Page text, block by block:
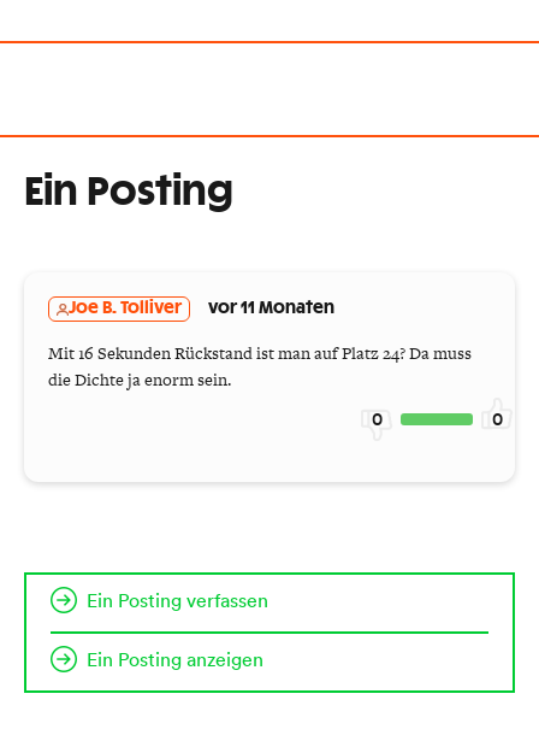
Ein Posting
Joe B. Tolliver vor 11 Monaten
Mit 16 Sekunden Rückstand ist man auf Platz 24? Da muss
die Dichte ja enorm sein.
0 0
Ein Posting verfassen
Ein Posting anzeigen